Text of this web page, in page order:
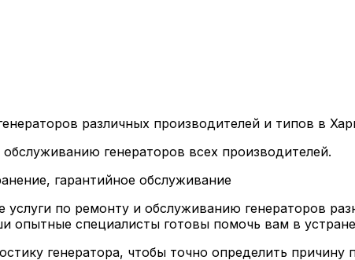
различных производителей и типов в
генераторов всех производителей.
гарантийное обслуживание
по ремонту и обслуживанию генераторов
специалисты готовы помочь вам в
генератора, чтобы точно определить